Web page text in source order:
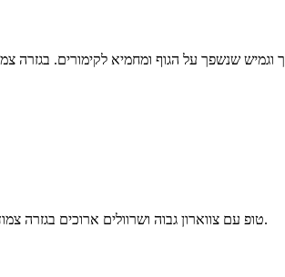
שנשפך על הגוף ומחמיא לקימורים. בגזרה
טופ עם צווארון גבוה ושרוולים ארוכים בגזרה צמודה. קצוות בחיתוך גולמי במפתח הצוואר ובשרוולים. עשוי מבד אולטרה־שקוף בעיצוב צמוד לגוף ובאורך ארוך.